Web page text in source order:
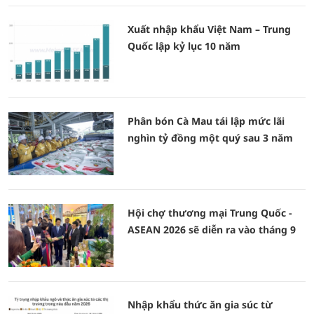
Xuất nhập khẩu Việt Nam – Trung
Quốc lập kỷ lục 10 năm
Phân bón Cà Mau tái lập mức lãi
nghìn tỷ đồng một quý sau 3 năm
Hội chợ thương mại Trung Quốc -
ASEAN 2026 sẽ diễn ra vào tháng 9
Nhập khẩu thức ăn gia súc từ